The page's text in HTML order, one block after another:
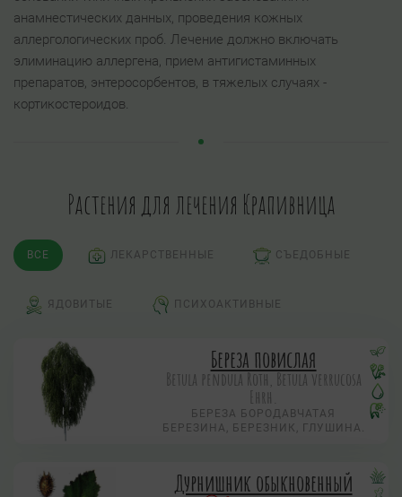
анамнестических данных, проведения кожных
аллергологических проб. Лечение должно включать
элиминацию аллергена, прием антигистаминных
препаратов, энтеросорбентов, в тяжелых случаях -
кортикостероидов.
Растения для лечения Крапивница
ВСЕ ЛЕКАРСТВЕННЫЕ СЪЕДОБНЫЕ
ЯДОВИТЫЕ ПСИХОАКТИВНЫЕ
Береза повислая
Betula pendula Roth, Betula verrucosa
Ehrh.
БЕРЕЗА БОРОДАВЧАТАЯ
БЕРЕЗИНА, БЕРЕЗНИК, ГЛУШИНА.
Дурнишник обыкновенный